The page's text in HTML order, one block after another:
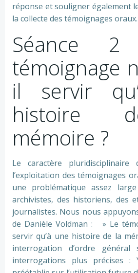
réponse et souligner également
la collecte des témoignages oraux.
Séance
témoignage
il servir
histoire
mémoire ?
Le caractère
l’exploitation des témoignages
une problématique assez
archivistes, des historiens, des
journalistes. Nous nous
de Danièle Voldman : » Le
servir qu’à une histoire de la
interrogation d’ordre général
interrogations plus précises :